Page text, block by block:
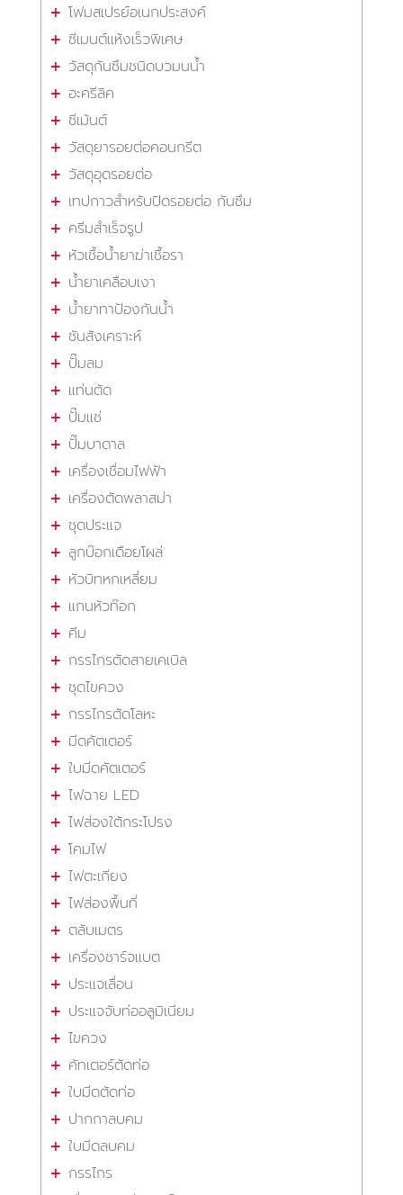
โฟมสเปรย์อเนกประสงค์
ซีเมนต์แห้งเร็วพิเศษ
วัสดุกันซึมชนิดบวมนน้ำ
อะครีลิค
ซีเม้นต์
วัสดุยารอยต่อคอนกรีต
วัสดุอุดรอยต่อ
เทปกาวสำหรับปิดรอยต่อ กันซึม
ครีมสำเร็จรูป
หัวเชื้อน้ำยาฆ่าเชื้อรา
น้ำยาเคลือบเงา
น้ำยาทาป้องกันน้ำ
ชันสังเคราะห์
ปั๊มลม
แท่นตัด
ปั๊มแช่
ปั๊มบาดาล
เครื่องเชื่อมไฟฟ้า
เครื่องตัดพลาสม่า
ชุดประแจ
ลูกบ๊อกเดือยโผล่
หัวบิทหกเหลี่ยม
แกนหัวท๊อก
คีม
กรรไกรตัดสายเคเบิล
ชุดไขควง
กรรไกรตัดโลหะ
มีดคัตเตอร์
ใบมีดคัตเตอร์
ไฟฉาย LED
ไฟส่องใต้กระโปรง
โคมไฟ
ไฟตะเกียง
ไฟส่องพื้นที่
ตลับเมตร
เครื่องชาร์จแบต
ประแจเลื่อน
ประแจจับท่ออลูมิเนียม
ไขควง
คัทเตอร์ตัดท่อ
ใบมีดตัดท่อ
ปากกาลบคม
ใบมีดลบคม
กรรไกร